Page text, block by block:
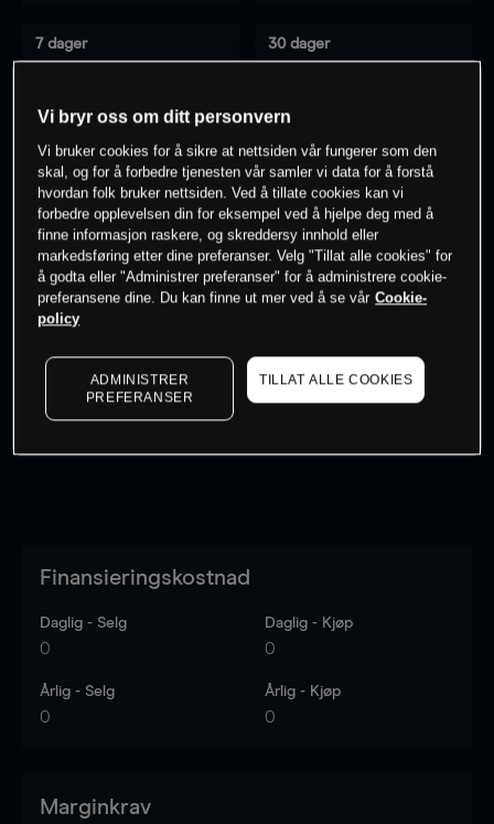
7 dager 30 dager
0% av kunder erpå dette instrumentet
Søk om konto
Kursene er veiledende. to see latest market data
Finansieringskostnad
Daglig - Selg
0
Daglig - Kjøp
0
Årlig - Selg
0
Årlig - Kjøp
0
Marginkrav
Vi bryr oss om ditt personvern
Vi bruker cookies for å sikre at nettsiden vår fungerer som den
skal, og for å forbedre tjenesten vår samler vi data for å forstå
hvordan folk bruker nettsiden. Ved å tillate cookies kan vi
forbedre opplevelsen din for eksempel ved å hjelpe deg med å
finne informasjon raskere, og skreddersy innhold eller
markedsføring etter dine preferanser. Velg "Tillat alle cookies" for
å godta eller "Administrer preferanser" for å administrere cookie-
preferansene dine. Du kan finne ut mer ved å se vår Cookie-
policy
ADMINISTRER
PREFERANSER
TILLAT ALLE COOKIES